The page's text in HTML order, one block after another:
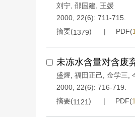
刘宁 邵国建
王媛
2000, 22(6): 711-715.
摘要(1379) PDF(
未冻水含量对含废
盛煜 福田正己 金学三
2000, 22(6): 716-719.
摘要(1121) PDF(